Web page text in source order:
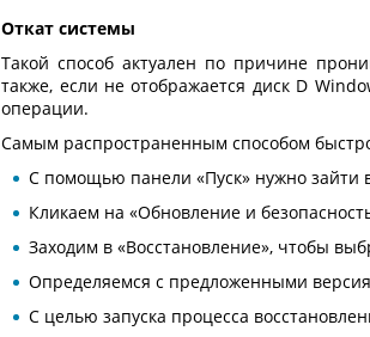
Откат системы
Такой способ актуален по причине
также, если не отображается диск D
операции.
Самым распространенным способом
С помощью панели «Пуск» нужно зайти
Кликаем на «Обновление и
Заходим в «Восстановление», чтобы
Определяемся с предложенными
С целью запуска процесса